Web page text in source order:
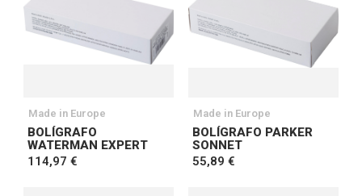
Made in Europe
BOLÍGRAFO
WATERMAN EXPERT
114,97 €
Made in Europe
BOLÍGRAFO PARKER
SONNET
55,89 €